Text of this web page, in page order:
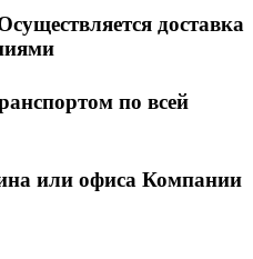
доставка
по всей
или офиса Компании